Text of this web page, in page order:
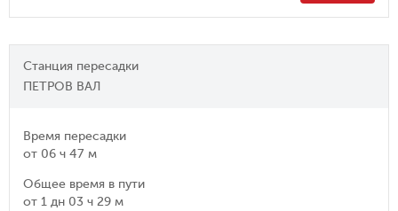
Станция пересадки
ПЕТРОВ ВАЛ
Время пересадки
от 06 ч 47 м
Общее время в пути
от 1 дн 03 ч 29 м